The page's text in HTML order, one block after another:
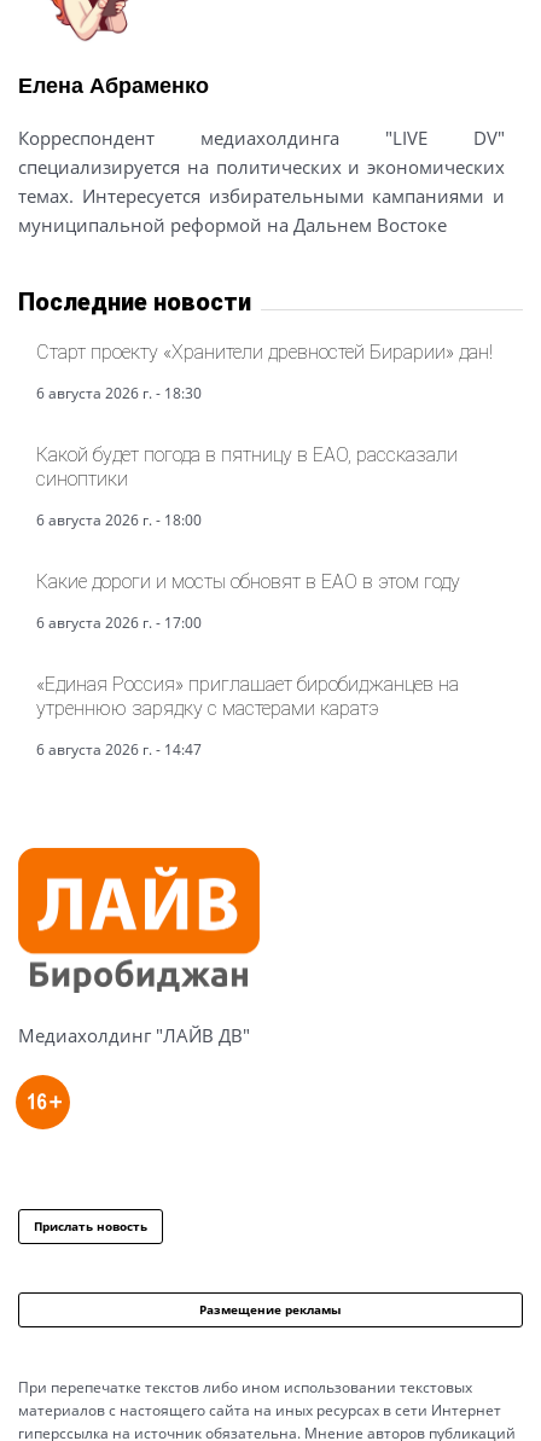
Елена Абраменко
Корреспондент медиахолдинга "LIVE DV"
специализируется на политических и экономических
темах. Интересуется избирательными кампаниями и
муниципальной реформой на Дальнем Востоке
Последние новости
Старт проекту «Хранители древностей Бирарии» дан!
6 августа 2026 г. - 18:30
Какой будет погода в пятницу в ЕАО, рассказали
синоптики
6 августа 2026 г. - 18:00
Какие дороги и мосты обновят в ЕАО в этом году
6 августа 2026 г. - 17:00
«Единая Россия» приглашает биробиджанцев на
утреннюю зарядку с мастерами каратэ
6 августа 2026 г. - 14:47
Медиахолдинг "ЛАЙВ ДВ"
Прислать новость
Размещение рекламы
При перепечатке текстов либо ином использовании текстовых
материалов с настоящего сайта на иных ресурсах в сети Интернет
гиперссылка на источник обязательна. Мнение авторов публикаций